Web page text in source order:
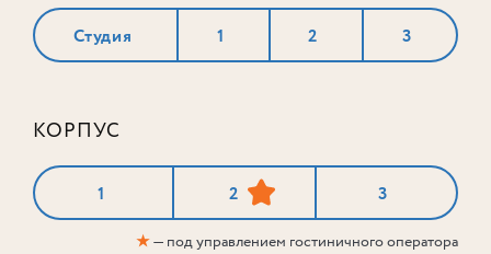
Студия 1 2 3
КОРПУС
1 2 3
★— под управлением гостиничного оператора